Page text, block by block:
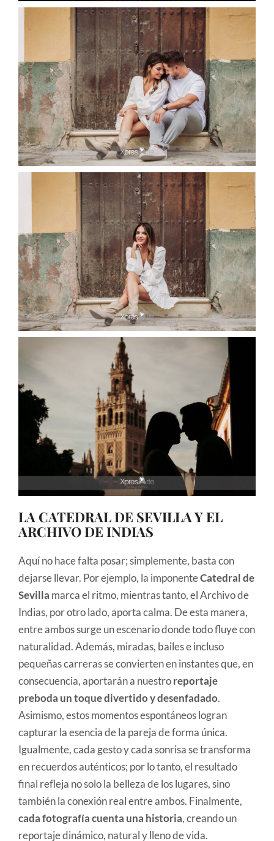
LA CATEDRAL DE SEVILLA Y EL
ARCHIVO DE INDIAS
Aquí no hace falta posar; simplemente, basta con
dejarse llevar. Por ejemplo, la imponenteCatedral de
Sevilla marca el ritmo, mientras tanto, el Archivo de
Indias, por otro lado, aporta calma. De esta manera,
entre ambos surge un escenario donde todo fluye con
naturalidad. Además, miradas, bailes e incluso
pequeñas carreras se convierten en instantes que, en
consecuencia, aportarán a nuestroreportaje
preboda un toque divertido y desenfadado.
Asimismo, estos momentos espontáneos logran
capturar la esencia de la pareja de forma única.
Igualmente, cada gesto y cada sonrisa se transforma
en recuerdos auténticos; por lo tanto, el resultado
final refleja no solo la belleza de los lugares, sino
también la conexión real entre ambos. Finalmente,
cada fotografía cuenta una historia, creando un
reportaje dinámico, natural y lleno de vida.